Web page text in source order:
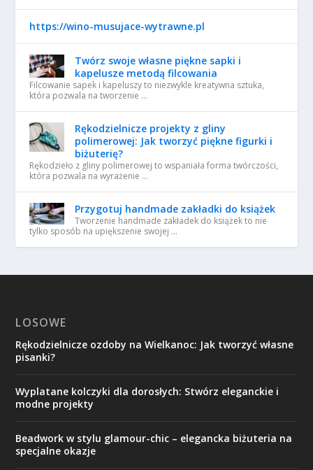
https://wino-musujace-wytrawne.pl
Twórz swoje własne piękne sapki i
kapelusze metodą filcowania
Filcowanie sapek i kapeluszy to niezwykle kreatywna sztuka,
która pozwala na tworzenie …
Rękodzielnicze projekty z gliny
polimerowej: Jak tworzyć piękne figurki i
biżuterię?
Rękodzieło z gliny polimerowej to wspaniała forma twórczości,
która pozwala na wyrażenie …
Przygotuj handmade zakładki do książek
Tworzenie handmade zakładek do książek to nie
tylko sposób na upiększenie swojej …
LOSOWE
Rękodzielnicze ozdoby na Wielkanoc: Jak tworzyć własne
pisanki?
Wyplatane kolczyki dla dorosłych: Stwórz eleganckie i
modne projekty
Beadwork w stylu glamour-chic – elegancka biżuteria na
specjalne okazje